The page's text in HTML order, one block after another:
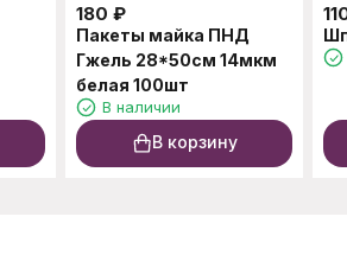
180 ₽
Пакеты майка ПНД
Гжель 28*50см 14мкм
белая 100шт
В наличии
В корзину